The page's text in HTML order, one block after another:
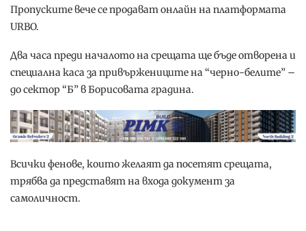
Пропуските вече се продават онлайн на платформата
URBO.
Два часа преди началото на срещата ще бъде отворена и
специална каса за привържениците на “черно-белите” –
до сектор “Б” в Борисовата градина.
Всички фенове, които желаят да посетят срещата,
трябва да представят на входа документ за
самоличност.